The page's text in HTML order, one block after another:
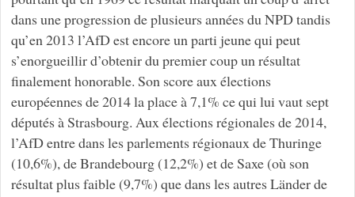
dans une progression de plusieurs années du NPD tandis
qu’en 2013 l’AfD est encore un parti jeune qui peut
s’enorgueillir d’obtenir du premier coup un résultat
finalement honorable. Son score aux élections
européennes de 2014 la place à 7,1% ce qui lui vaut sept
députés à Strasbourg. Aux élections régionales de 2014,
l’AfD entre dans les parlements régionaux de Thuringe
(10,6%), de Brandebourg (12,2%) et de Saxe (où son
résultat plus faible (9,7%) que dans les autres Länder de